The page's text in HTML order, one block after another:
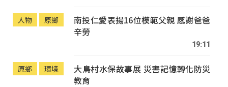
人物 原鄉
南投仁愛表揚16位模範父親 感謝爸爸
辛勞
19:11
原鄉 環境
大鳥村水保故事展 災害記憶轉化防災
教育